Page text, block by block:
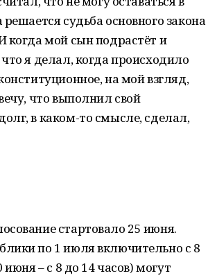
решается судьба основного закона
когда мой сын подрастёт и
я делал, когда происходило
на мой взгляд,
что выполнил свой
в каком-то смысле, сделал,
стартовало 25 июня.
по 1 июля включительно с 8
июня – с 8 до 14 часов) могут